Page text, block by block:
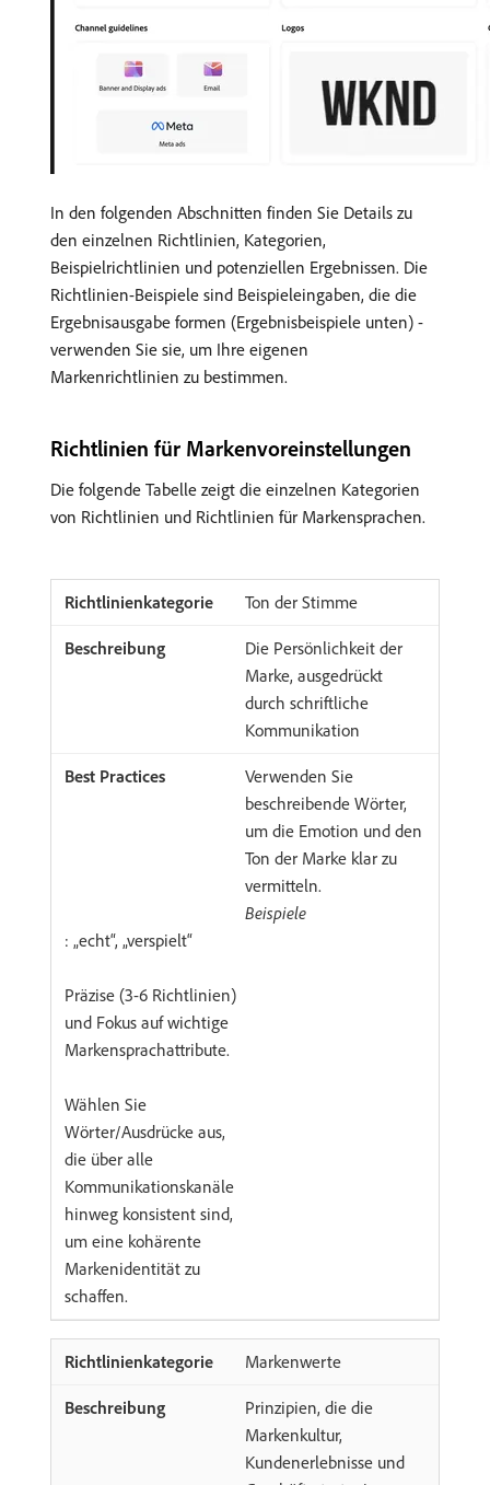
In den folgenden Abschnitten finden Sie Details zu
den einzelnen Richtlinien, Kategorien,
Beispielrichtlinien und potenziellen Ergebnissen. Die
Richtlinien-Beispiele sind Beispieleingaben, die die
Ergebnisausgabe formen (Ergebnisbeispiele unten) -
verwenden Sie sie, um Ihre eigenen
Markenrichtlinien zu bestimmen.
Richtlinien für Markenvoreinstellungen
Die folgende Tabelle zeigt die einzelnen Kategorien
von Richtlinien und Richtlinien für Markensprachen.
Ton der Stimme
Die Persönlichkeit der
Marke, ausgedrückt
durch schriftliche
Kommunikation
Verwenden Sie
beschreibende Wörter,
um die Emotion und den
Ton der Marke klar zu
vermitteln.
Beispiele
: „echt“, „verspielt“
Präzise (3-6 Richtlinien)
und Fokus auf wichtige
Markensprachattribute.
Wählen Sie
Wörter/Ausdrücke aus,
die über alle
Kommunikationskanäle
hinweg konsistent sind,
um eine kohärente
Markenidentität zu
schaffen.
Markenwerte
Prinzipien, die die
Markenkultur,
Kundenerlebnisse und